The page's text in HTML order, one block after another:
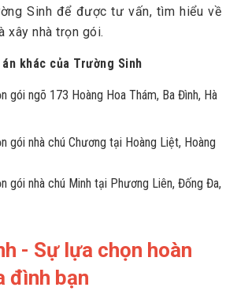
Sinh để được tư vấn, tìm hiểu về
xây nhà trọn gói.
khác của Trường Sinh
gói ngõ 173 Hoàng Hoa Thám, Ba Đình, Hà
gói nhà chú Chương tại Hoàng Liệt, Hoàng
gói nhà chú Minh tại Phương Liên, Đống Đa,
- Sự lựa chọn hoàn
đình bạn